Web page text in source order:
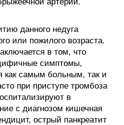
данного недуга
или пожилого возраста.
в том, что
симптомы,
как самым больным, так и
при приступе тромбоза
в
с диагнозом кишечная
острый панкреатит